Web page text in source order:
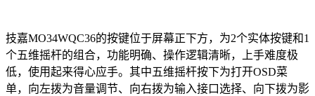
技嘉MO34WQC36的按键位于屏幕正下方，为2个实体按键和1
个五维摇杆的组合，功能明确、操作逻辑清晰，上手难度极
低，使用起来得心应手。其中五维摇杆按下为打开OSD菜
单，向左拨为音量调节、向右拨为输入接口选择、向下拨为影